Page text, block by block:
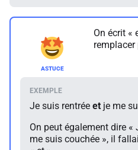
On écrit «
remplacer
Je suis rentrée et je me
On peut également dire «
me suis couchée », il